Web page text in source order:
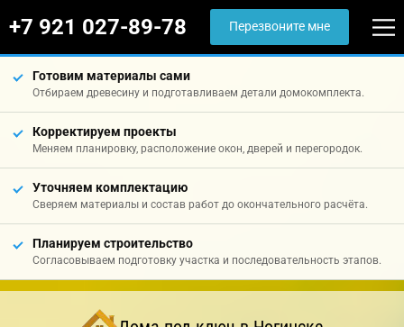
+7 921 027-89-78 Перезвоните мне
Готовим материалы сами
Отбираем древесину и подготавливаем детали домокомплекта.
Корректируем проекты
Меняем планировку, расположение окон, дверей и перегородок.
Уточняем комплектацию
Сверяем материалы и состав работ до окончательного расчёта.
Планируем строительство
Согласовываем подготовку участка и последовательность этапов.